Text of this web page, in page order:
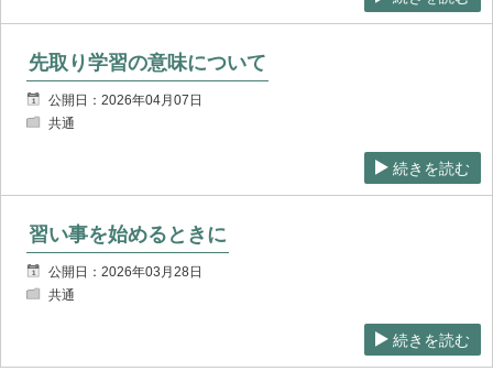
先取り学習の意味について
公開日：2026年04月07日
共通
続きを読む
習い事を始めるときに
公開日：2026年03月28日
共通
続きを読む